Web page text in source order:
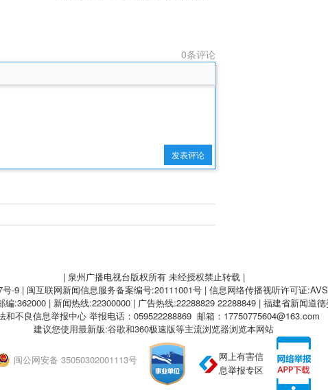
0条评论
发表评论
| 泉州广播电视台版权所有 未经授权禁止转载 |
-9| 闽互联网新闻信息服务备案编号:20111001号 | 信息网络传播视听许可证
:362000 | 新闻热线:22300000 | 广告热线:22288829 22288849 | 福建省新闻道
和不良信息举报中心举报电话：059522288869 邮箱：17750775604@163.com
建议您使用最新版:谷歌和360极速版等主流浏览器浏览本网站
闽公网安备 35050302001113号
网上有害信
息举报专区